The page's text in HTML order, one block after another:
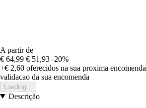
A partir de
€ 64,99 € 51,93 -20%
+€ 2,60 oferecidos na sua proxima encomenda
validacao da sua encomenda
Loading...
Descrição